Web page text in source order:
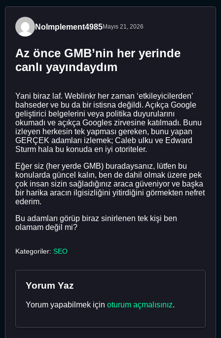
NoImplement4985Mayıs 21, 2026
Az önce GMB’nin her yerinde
canlı yayındaydım
Yani biraz laf. Weblinkr her zaman ‘etkileyicilerden’
bahseder ve bu da bir istisna değildi. Açıkça Google
geliştirici belgelerini veya politika duyurularını
okumadı ve açıkça Googles zirvesine katılmadı. Bunu
izleyen herkesin tek yapması gereken, bunu yapan
GERÇEK adamları izlemek; Caleb ulku ve Edward
Sturm hala bu konuda en iyi otoriteler.
Eğer siz (her yerde GMB) buradaysanız, lütfen bu
konularda güncel kalın, ben de dahil olmak üzere pek
çok insan sizin sağladığınız araca güveniyor ve başka
bir harika aracın ilgisizliğini yitirdiğini görmekten nefret
ederim.
Bu adamları görüp biraz sinirlenen tek kişi ben
olamam değil mi?
Kategoriler: SEO
Yorum Yaz
Yorum yapabilmek için oturum açmalısınız.